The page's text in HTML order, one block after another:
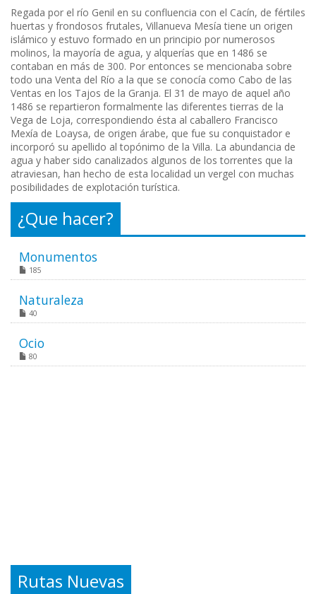
Regada por el río Genil en su confluencia con el Cacín, de fértiles
huertas y frondosos frutales, Villanueva Mesía tiene un origen
islámico y estuvo formado en un principio por numerosos
molinos, la mayoría de agua, y alquerías que en 1486 se
contaban en más de 300. Por entonces se mencionaba sobre
todo una Venta del Río a la que se conocía como Cabo de las
Ventas en los Tajos de la Granja. El 31 de mayo de aquel año
1486 se repartieron formalmente las diferentes tierras de la
Vega de Loja, correspondiendo ésta al caballero Francisco
Mexía de Loaysa, de origen árabe, que fue su conquistador e
incorporó su apellido al topónimo de la Villa. La abundancia de
agua y haber sido canalizados algunos de los torrentes que la
atraviesan, han hecho de esta localidad un vergel con muchas
posibilidades de explotación turística.
¿Que hacer?
Monumentos
185
Naturaleza
40
Ocio
80
Rutas Nuevas